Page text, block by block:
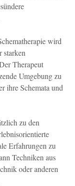
wird
starken
Therapeut
Umgebung zu
ihre Schemata und
zu den
Erfahrungen zu
Techniken aus
oder anderen